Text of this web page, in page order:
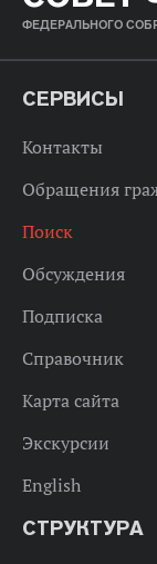
ФЕДЕРАЛЬНОГО
СЕРВИСЫ
Контакты
Обращения
Поиск
Обсуждения
Подписка
Справочник
Карта сайта
Экскурсии
English
СТРУКТУРА